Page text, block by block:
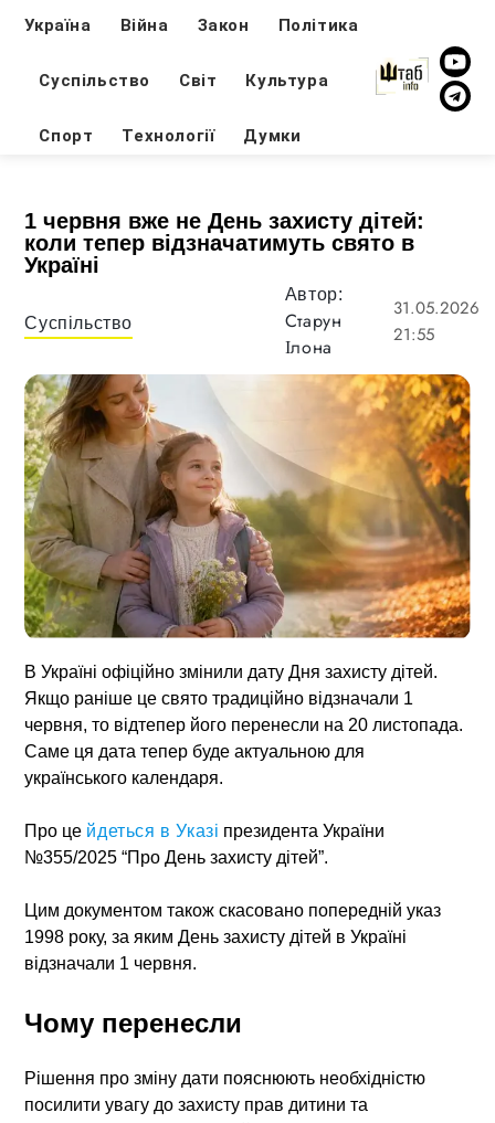
Україна Війна Закон Політика
Суспільство Світ Культура
Спорт Технології Думки
1 червня вже не День захисту дітей:
коли тепер відзначатимуть свято в
Україні
Суспільство
Автор:
Старун
Ілона
31.05.2026
21:55
В Україні офіційно змінили дату Дня захисту дітей.
Якщо раніше це свято традиційно відзначали 1
червня, то відтепер його перенесли на 20 листопада.
Саме ця дата тепер буде актуальною для
українського календаря.
Про це йдеться в Указі президента України
№355/2025 “Про День захисту дітей”.
Цим документом також скасовано попередній указ
1998 року, за яким День захисту дітей в Україні
відзначали 1 червня.
Чому перенесли
Рішення про зміну дати пояснюють необхідністю
посилити увагу до захисту прав дитини та